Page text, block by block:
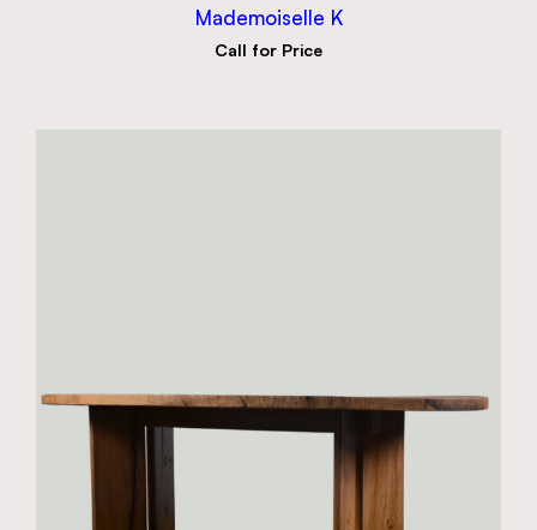
Mademoiselle K
Call for Price